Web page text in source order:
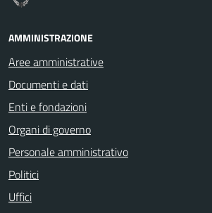
AMMINISTRAZIONE
Aree amministrative
Documenti e dati
Enti e fondazioni
Organi di governo
Personale amministrativo
Politici
Uffici